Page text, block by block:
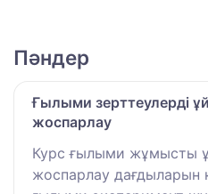
Пәндер
Ғылыми зерттеулерді
жоспарлау
Курс ғылыми жұмысты
жоспарлау дағдыларын